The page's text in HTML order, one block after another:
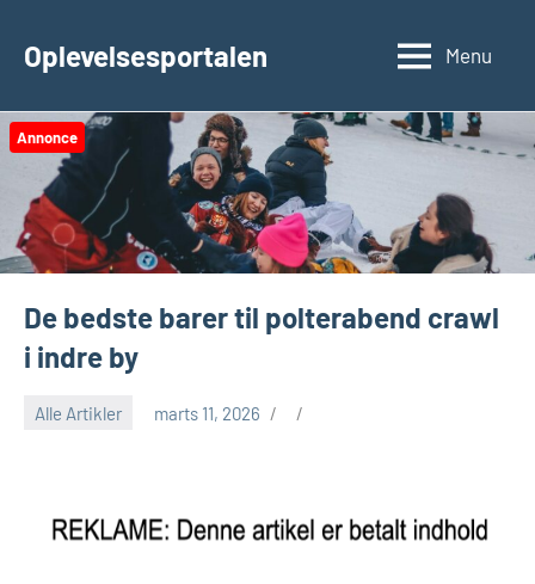
Oplevelsesportalen Menu
Annonce
De bedste barer til polterabend crawl
i indre by
Alle Artikler marts 11, 2026